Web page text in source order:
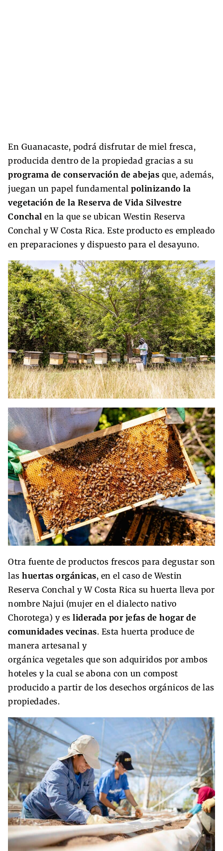
En Guanacaste, podrá disfrutar de miel fresca,
producida dentro de la propiedad gracias a su
programa de conservación de abejas que, además,
juegan un papel fundamental polinizando la
vegetación de la Reserva de Vida Silvestre
Conchal en la que se ubican Westin Reserva
Conchal y W Costa Rica. Este producto es empleado
en preparaciones y dispuesto para el desayuno.
Otra fuente de productos frescos para degustar son
las huertas orgánicas, en el caso de Westin
Reserva Conchal y W Costa Rica su huerta lleva por
nombre Najui (mujer en el dialecto nativo
Chorotega) y es liderada por jefas de hogar de
comunidades vecinas. Esta huerta produce de
manera artesanal y
orgánica vegetales que son adquiridos por ambos
hoteles y la cual se abona con un compost
producido a partir de los desechos orgánicos de las
propiedades.